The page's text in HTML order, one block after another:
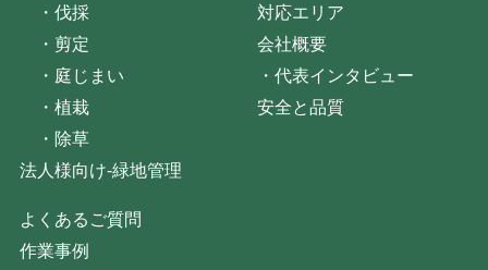
・ 伐採
・ 剪定
・ 庭じまい
・ 植栽
・ 除草
法人様向け-緑地管理
対応エリア
会社概要
・代表インタビュー
安全と品質
よくあるご質問
作業事例